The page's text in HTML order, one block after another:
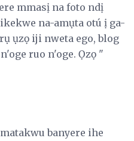
mmasị na foto ndị
na-amụta otú ị ga-
ụzọ iji nweta ego, blog
ruo n'oge. Ọzọ "
banyere ihe